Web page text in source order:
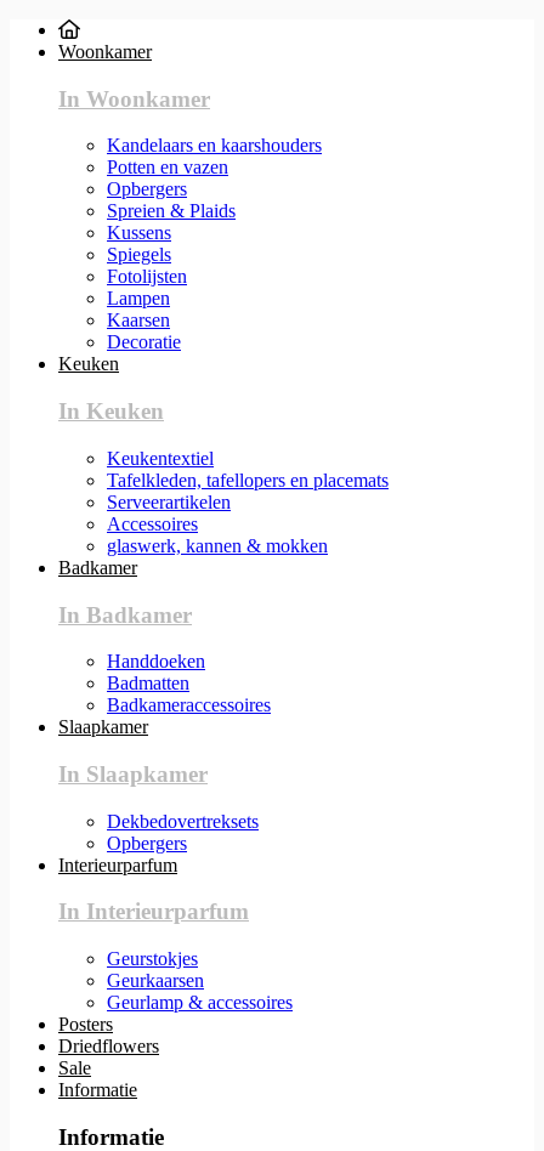
Woonkamer
In Woonkamer
Kandelaars en kaarshouders
Potten en vazen
Opbergers
Spreien & Plaids
Kussens
Spiegels
Fotolijsten
Lampen
Kaarsen
Decoratie
Keuken
In Keuken
Keukentextiel
Tafelkleden, tafellopers en placemats
Serveerartikelen
Accessoires
glaswerk, kannen & mokken
Badkamer
In Badkamer
Handdoeken
Badmatten
Badkameraccessoires
Slaapkamer
In Slaapkamer
Dekbedovertreksets
Opbergers
Interieurparfum
In Interieurparfum
Geurstokjes
Geurkaarsen
Geurlamp & accessoires
Posters
Driedflowers
Sale
Informatie
Informatie